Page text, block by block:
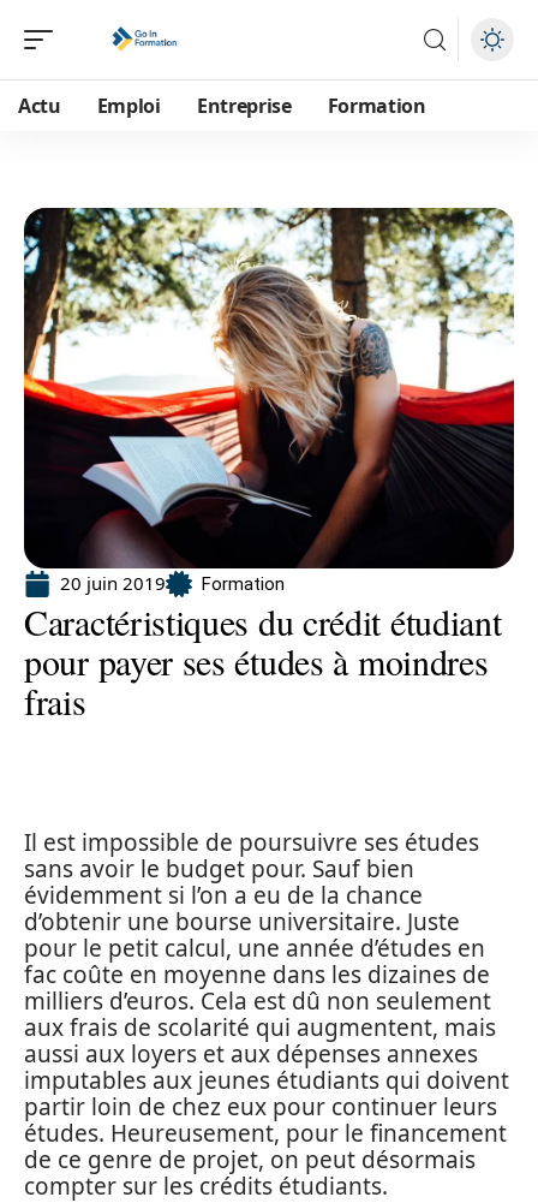
Actu Emploi Entreprise Formation
20 juin 2019 Formation
Caractéristiques du crédit étudiant
pour payer ses études à moindres
frais
Il est impossible de poursuivre ses études
sans avoir le budget pour. Sauf bien
évidemment si l’on a eu de la chance
d’obtenir une bourse universitaire. Juste
pour le petit calcul, une année d’études en
fac coûte en moyenne dans les dizaines de
milliers d’euros. Cela est dû non seulement
aux frais de scolarité qui augmentent, mais
aussi aux loyers et aux dépenses annexes
imputables aux jeunes étudiants qui doivent
partir loin de chez eux pour continuer leurs
études. Heureusement, pour le financement
de ce genre de projet, on peut désormais
compter sur les crédits étudiants.